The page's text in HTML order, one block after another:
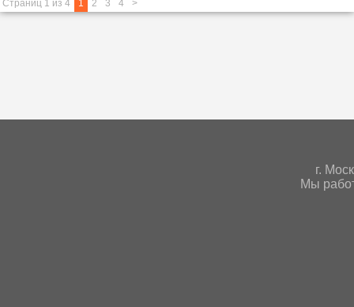
Страниц 1 из 4 1 2 3 4 >
г.
Мы